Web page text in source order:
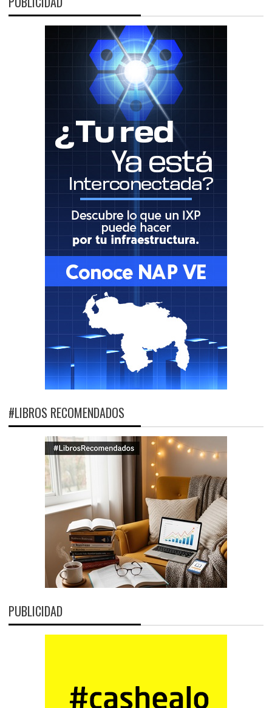
#LIBROS RECOMENDADOS
PUBLICIDAD